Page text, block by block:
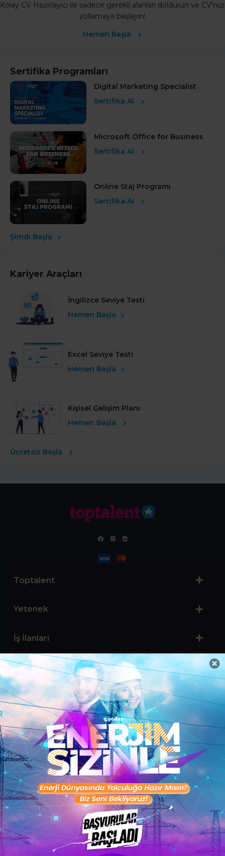
Kolay CV Hazırlayıcı ile sadece gerekli alanları doldurun ve CV’nizi
yollamaya başlayın!
Hemen Başla
Sertifika Programları
Digital Marketing Specialist
Sertifika Al
Microsoft Office for Business
Sertifika Al
Online Staj Programı
Sertifika Al
Şimdi Başla
Kariyer Araçları
İngilizce Seviye Testi
Hemen Başla
Excel Seviye Testi
Hemen Başla
Kişisel Gelişim Planı
Hemen Başla
Ücretsiz Başla
Toptalent
Yetenek
İş İlanları
Sertifika Programları
Yetenek Testleri
İşveren
Toptalent Marka ve İnsan Kaynakları Danışmanlığı Limited Şirketi Özel İstihdam Bürosu
Olarak 11 / 11 / 2024 - 10 / 11 / 2027 tarihleri arasında faaliyette bulunmak üzere, Türkiye İş
Kurumu tarafından 05.11.2024 tarih ve 16998526 sayılı karar uyarınca 1251 nolu belge ile faaliyet
göstermektedir.Toptalent İş İlanları için tıklayın. 4904 sayılı kanun uyarınca iş arayanlardan
ücret alınmayacak ve menfaat temin edilmeyecektir.
Türkiye İş Kurumu İstanbul İl Müdürlüğü: 0 212 249 29 87 | Türkiye iş Kurumu İstanbul Çalışma
ve İş Kurumu Bahçelievler Hizmet Merkezi